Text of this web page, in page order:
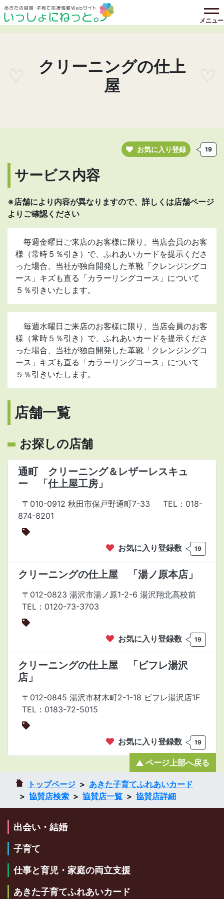
メニュー
クリーニングの仕上
屋
お気に入り登録 19
サービス内容
※店舗により内容が異なりますので、詳しくは店舗ページ
よりご確認ください
毎週金曜日ご来店のお客様に限り、当店会員のお客
様（常時５％引き）で、ふれあいカードを提示くださ
った場合、当社が独自開発した革靴「クレンジングコ
ース」キズも直る「カラーリングコース」について
５％引きいたします。
毎週水曜日ご来店のお客様に限り、当店会員のお客
様（常時５％引き）で、ふれあいカードを提示くださ
った場合、当社が独自開発した革靴「クレンジングコ
ース」キズも直る「カラーリングコース」について
５％引きいたします。
店舗一覧
お探しの店舗
通町 クリーニング＆レザーレスキュ
ー 「仕上屋工房」
〒010-0912 秋田市保戸野通町7-33
TEL：018-
874-8201
お気に入り登録数 19
クリーニングの仕上屋 「湯ノ原本店」
〒012-0823 湯沢市湯ノ原1-2-6 湯沢翔北高校前
TEL：0120-73-3703
お気に入り登録数 19
クリーニングの仕上屋 「ビフレ湯沢
店」
〒012-0845 湯沢市材木町2-1-18 ビフレ湯沢店1F
TEL：0183-72-5015
お気に入り登録数 19
トップページ
あきた子育てふれあいカード
協賛店検索
協賛店一覧 協賛店詳細
ページ上部へ戻る
出会い・結婚
子育て
仕事と育児・家庭の両立支援
あきた子育てふれあいカード